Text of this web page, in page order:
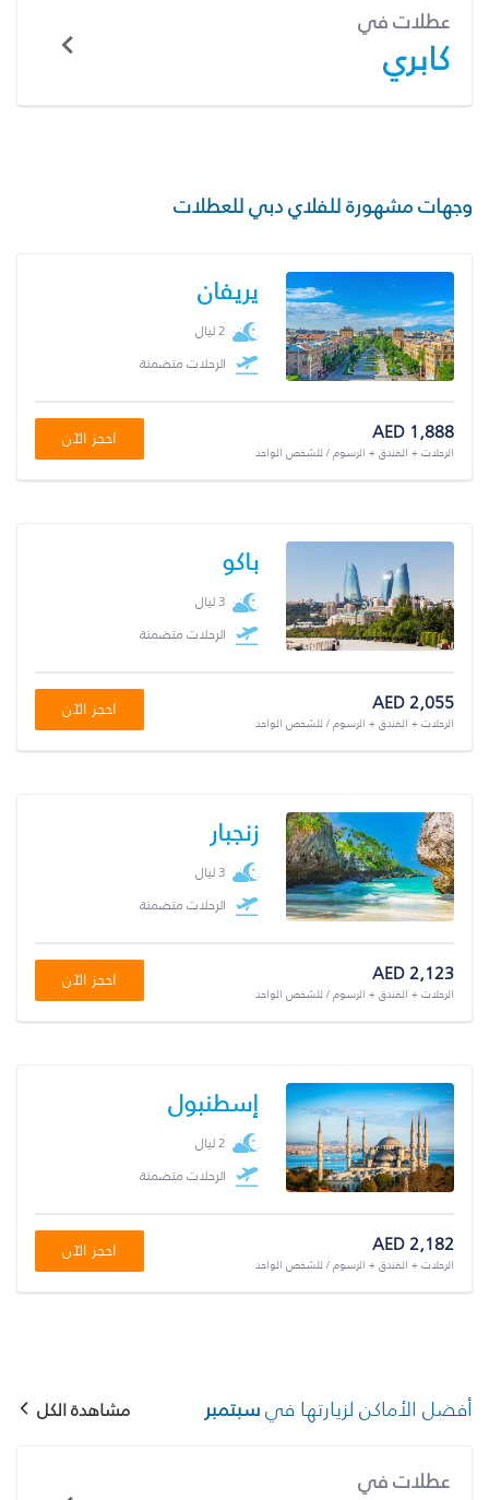
عطلات في
كابري
وجهات مشهورة للفلاي دبي للعطلات
يريفان
2 ليال
الرحلات متضمنة
AED 1,888
الرحلات + الفندق + الرسوم / للشخص الواحد
احجز الآن
باكو
3 ليال
الرحلات متضمنة
AED 2,055
الرحلات + الفندق + الرسوم / للشخص الواحد
احجز الآن
زنجبار
3 ليال
الرحلات متضمنة
AED 2,123
الرحلات + الفندق + الرسوم / للشخص الواحد
احجز الآن
إسطنبول
2 ليال
الرحلات متضمنة
AED 2,182
الرحلات + الفندق + الرسوم / للشخص الواحد
احجز الآن
أفضل الأماكن لزيارتها فيسبتمبر مشاهدة الكل
عطلات في